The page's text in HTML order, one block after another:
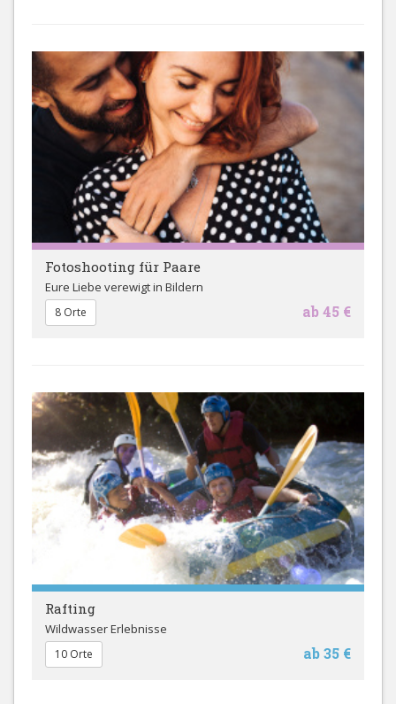
Fotoshooting für Paare
Eure Liebe verewigt in Bildern
ab 45 €
8 Orte
Rafting
Wildwasser Erlebnisse
ab 35 €
10 Orte